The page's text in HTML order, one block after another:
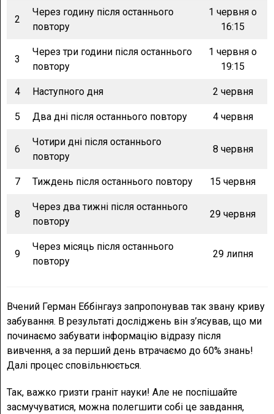
2
Через годину після останнього
повтору
1 червня о
16:15
3
Через три години після останнього
повтору
1 червня о
19:15
4 Наступного дня 2 червня
5 Два дні після останнього повтору 4 червня
6
Чотири дні після останнього
повтору
8 червня
7 Тиждень після останнього повтору 15 червня
8
Через два тижні після останнього
повтору
29 червня
9
Через місяць після останнього
повтору
29 липня
Вчений Герман Еббінгауз запропонував так звану криву
забування. В результаті досліджень він з’ясував, що ми
починаємо забувати інформацію відразу після
вивчення, а за перший день втрачаємо до 60% знань!
Далі процес сповільнюється.
Так, важко гризти граніт науки! Але не поспішайте
засмучуватися, можна полегшити собі це завдання,